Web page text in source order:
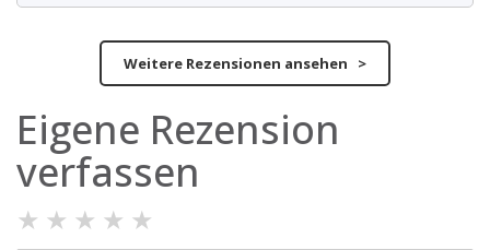
Weitere Rezensionen ansehen >
Eigene Rezension
verfassen
★ ★ ★ ★ ★